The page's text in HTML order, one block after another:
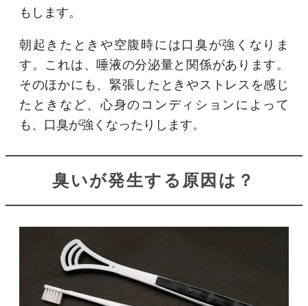
もします。
朝起きたときや空腹時には口臭が強くなりま
す。これは、唾液の分泌量と関係があります。
そのほかにも、緊張したときやストレスを感じ
たときなど、心身のコンディションによって
も、口臭が強くなったりします。
臭いが発生する原因は？